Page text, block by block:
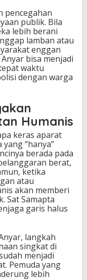
pencegahan
publik. Bila
lebih berani
lamban atau
enggan
bisa menjadi
waktu
dengan warga
Humanis
keras aparat
“hanya”
berada pada
berat,
ketika
atau
akan memberi
Sat Samapta
garis halus
langkah
singkat di
menjadi
Pemuda yang
lebih